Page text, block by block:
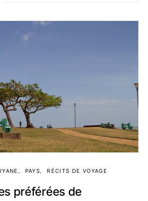
PAYS RÉCITS DE VOYAGE
préférées de